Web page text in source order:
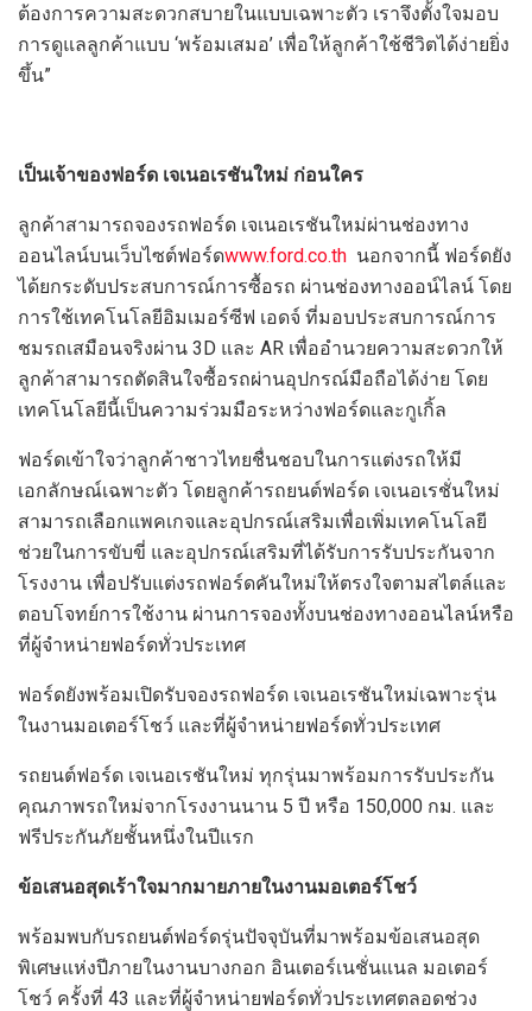
ต้องการความสะดวกสบายในแบบเฉพาะตัว เราจึงตั้งใจมอบ
การดูแลลูกค้าแบบ ‘พร้อมเสมอ’ เพื่อให้ลูกค้าใช้ชีวิตได้ง่ายยิ่ง
ขึ้น”
เป็นเจ้าของฟอร์ด เจเนอเรชันใหม่ ก่อนใคร
ลูกค้าสามารถจองรถฟอร์ด เจเนอเรชันใหม่ผ่านช่องทาง
ออนไลน์บนเว็บไซต์ฟอร์ดwww.ford.co.th นอกจากนี้ ฟอร์ดยัง
ได้ยกระดับประสบการณ์การซื้อรถ ผ่านช่องทางออน์ไลน์ โดย
การใช้เทคโนโลยีอิมเมอร์ซีฟ เอดจ์ ที่มอบประสบการณ์การ
ชมรถเสมือนจริงผ่าน 3D และ AR เพื่ออำนวยความสะดวกให้
ลูกค้าสามารถตัดสินใจซื้อรถผ่านอุปกรณ์มือถือได้ง่าย โดย
เทคโนโลยีนี้เป็นความร่วมมือระหว่างฟอร์ดและกูเกิ้ล
ฟอร์ดเข้าใจว่าลูกค้าชาวไทยชื่นชอบในการแต่งรถให้มี
เอกลักษณ์เฉพาะตัว โดยลูกค้ารถยนต์ฟอร์ด เจเนอเรชั่นใหม่
สามารถเลือกแพคเกจและอุปกรณ์เสริมเพื่อเพิ่มเทคโนโลยี
ช่วยในการขับขี่ และอุปกรณ์เสริมที่ได้รับการรับประกันจาก
โรงงาน เพื่อปรับแต่งรถฟอร์ดคันใหม่ให้ตรงใจตามสไตล์และ
ตอบโจทย์การใช้งาน ผ่านการจองทั้งบนช่องทางออนไลน์หรือ
ที่ผู้จำหน่ายฟอร์ดทั่วประเทศ
ฟอร์ดยังพร้อมเปิดรับจองรถฟอร์ด เจเนอเรชันใหม่เฉพาะรุ่น
ในงานมอเตอร์โชว์ และที่ผู้จำหน่ายฟอร์ดทั่วประเทศ
รถยนต์ฟอร์ด เจเนอเรชันใหม่ ทุกรุ่นมาพร้อมการรับประกัน
คุณภาพรถใหม่จากโรงงานนาน 5 ปี หรือ 150,000 กม. และ
ฟรีประกันภัยชั้นหนึ่งในปีแรก
ข้อเสนอสุดเร้าใจมากมายภายในงานมอเตอร์โชว์
พร้อมพบกับรถยนต์ฟอร์ดรุ่นปัจจุบันที่มาพร้อมข้อเสนอสุด
พิเศษแห่งปีภายในงานบางกอก อินเตอร์เนชั่นแนล มอเตอร์
โชว์ ครั้งที่ 43 และที่ผู้จำหน่ายฟอร์ดทั่วประเทศตลอดช่วง